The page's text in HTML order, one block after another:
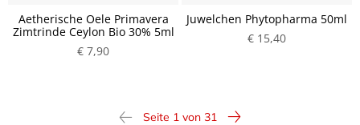
Aetherische Oele Primavera
Zimtrinde Ceylon Bio 30% 5ml
€ 7,90
Juwelchen Phytopharma 50ml
€ 15,40
Seite 1 von 31